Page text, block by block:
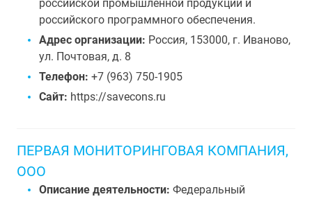
российской промышленной продукции и
российского программного обеспечения.
Адрес организации: Россия, 153000, г. Иваново,
ул. Почтовая, д. 8
Телефон: +7 (963) 750-1905
Сайт: https://savecons.ru
ПЕРВАЯ МОНИТОРИНГОВАЯ КОМПАНИЯ,
ООО
Описание деятельности: Федеральный